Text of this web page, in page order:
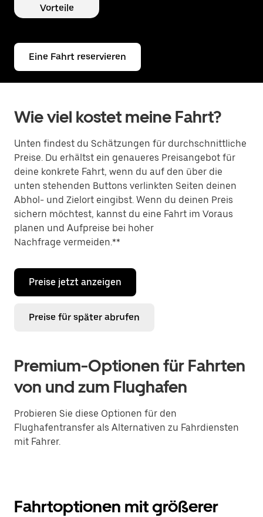
Vorteile
Eine Fahrt reservieren
Wie viel kostet meine Fahrt?
Unten findest du Schätzungen für durchschnittliche
Preise. Du erhältst ein genaueres Preisangebot für
deine konkrete Fahrt, wenn du auf den über die
unten stehenden Buttons verlinkten Seiten deinen
Abhol- und Zielort eingibst. Wenn du deinen Preis
sichern möchtest, kannst du eine Fahrt im Voraus
planen und Aufpreise bei hoher
Nachfrage vermeiden.**
Preise jetzt anzeigen
Preise für später abrufen
Premium-Optionen für Fahrten
von und zum Flughafen
Probieren Sie diese Optionen für den
Flughafentransfer als Alternativen zu Fahrdiensten
mit Fahrer.
Fahrtoptionen mit größerer